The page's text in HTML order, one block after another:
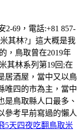
2-69，電話:+81 857-
其林?」這大概是我
，鳥取曾在2019年
其林系列第19回;在
居酒屋，當中又以鳥
唯四的市為主，當中
是鳥取縣人口最多、
參考早前寫過的懶人
5天四夜吃翻鳥取米